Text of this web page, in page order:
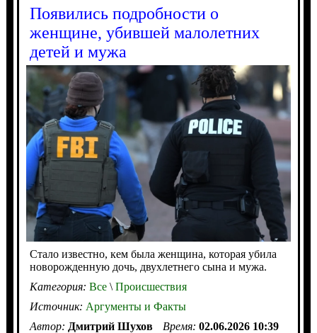
Появились подробности о
женщине, убившей малолетних
детей и мужа
Стало известно, кем была женщина, которая убила
новорожденную дочь, двухлетнего сына и мужа.
Категория: Все\Происшествия
Источник: Аргументы и Факты
Автор: Дмитрий Шухов Время: 02.06.2026 10:39